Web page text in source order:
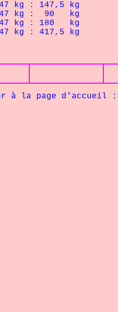
: 147,5 kg
kg : 90 kg
kg : 180 kg
: 417,5 kg
à la page d'accueil :